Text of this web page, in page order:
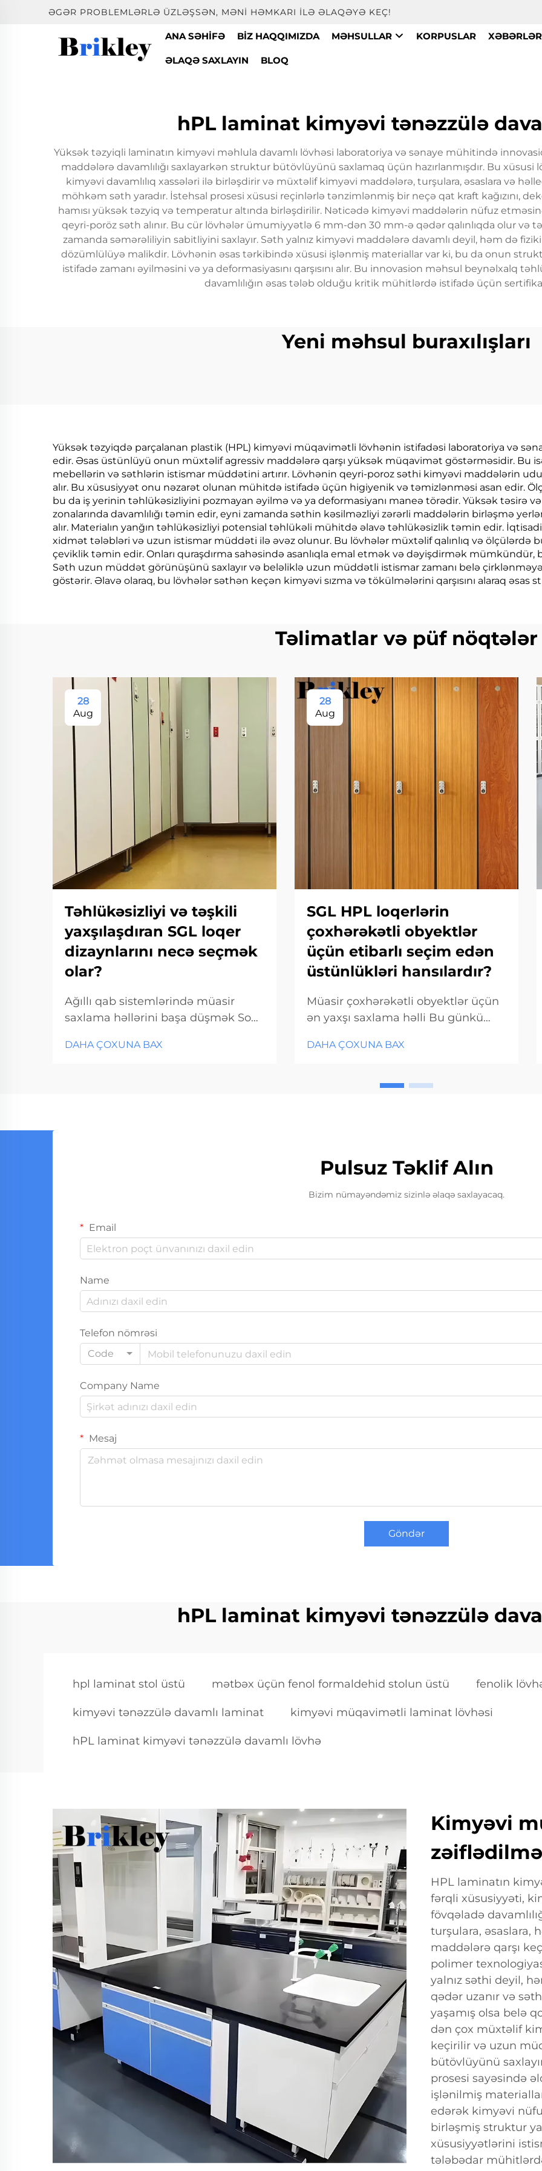
ƏGƏR PROBLEMLƏRLƏ ÜZLƏŞSƏN, MƏNI HƏMKARI ILƏ ƏLAQƏYƏ KEÇ!
ANA SƏHIFƏ BIZ HAQQIMIZDA MƏHSULLAR KORPUSLAR XƏBƏRLƏR
ƏLAQƏ SAXLAYIN BLOQ
hPL laminat kimyəvi tənəzzülə
Yüksək təzyiqli laminatın kimyəvi məhlula davamlı lövhəsi laboratoriya və sənaye mühitində
maddələrə davamlılığı saxlayarkən struktur bütövlüyünü saxlamaq üçün hazırlanmışdır. Bu
kimyəvi davamlılıq xassələri ilə birləşdirir və müxtəlif kimyəvi maddələrə, turşulara, əsaslara və
möhkəm səth yaradır. İstehsal prosesi xüsusi reçinlərlə tənzimlənmiş bir neçə qat kraft kağızını,
hamısı yüksək təzyiq və temperatur altında birləşdirilir. Nəticədə kimyəvi maddələrin nüfuz etməsinə
qeyri-poröz səth alınır. Bu cür lövhələr ümumiyyətlə 6 mm-dən 30 mm-ə qədər qalınlıqda olur
zamanda səmərəliliyin sabitliyini saxlayır. Səth yalnız kimyəvi maddələrə davamlı deyil, həm də
dözümlülüyə malikdir. Lövhənin əsas tərkibində xüsusi işlənmiş materiallar var ki, bu da onun
istifadə zamanı əyilməsini və ya deformasiyasını qarşısını alır. Bu innovasion məhsul beynəlxalq
davamlılığın əsas tələb olduğu kritik mühitlərdə istifadə üçün
Yeni məhsul buraxılışları
Yüksək təzyiqdə parçalanan plastik (HPL) kimyəvi müqavimətli lövhənin istifadəsi laboratoriya və
edir. Əsas üstünlüyü onun müxtəlif agressiv maddələrə qarşı yüksək müqavimət göstərməsidir. Bu
mebellərin və səthlərin istismar müddətini artırır. Lövhənin qeyri-poroz səthi kimyəvi maddələrin
alır. Bu xüsusiyyət onu nəzarət olunan mühitdə istifadə üçün higiyenik və təmizlənməsi asan edir.
bu da iş yerinin təhlükəsizliyini pozmayan əyilmə və ya deformasiyanı maneə törədir. Yüksək təsirə
zonalarında davamlılığı təmin edir, eyni zamanda səthin kəsilməzliyi zərərli maddələrin birləşmə
alır. Materialın yanğın təhlükəsizliyi potensial təhlükəli mühitdə əlavə təhlükəsizlik təmin edir.
xidmət tələbləri və uzun istismar müddəti ilə əvəz olunur. Bu lövhələr müxtəlif qalınlıq və ölçülərdə
çeviklik təmin edir. Onları quraşdırma sahəsində asanlıqla emal etmək və dəyişdirmək mümkündür,
Səth uzun müddət görünüşünü saxlayır və beləliklə uzun müddətli istismar zamanı belə
göstərir. Əlavə olaraq, bu lövhələr səthən keçən kimyəvi sızma və tökülmələrini qarşısını alaraq
Təlimatlar və püf nöqtələr
28
Aug
Təhlükəsizliyi və təşkili
yaxşılaşdıran SGL loqer
dizaynlarını necə seçmək
olar?
Ağıllı qab sistemlərində müasir
saxlama həllərini başa düşmək Son
dərəcədə inkişaf etmişdir və SGL
DAHA ÇOXUNA BAX
28
Aug
SGL HPL loqerlərin
çoxhərəkətli obyektlər
üçün etibarlı seçim edən
üstünlükləri hansılardır?
Müasir çoxhərəkətli obyektlər üçün
ən yaxşı saxlama həlli Bu günkü
intensiv istifadəyə dözüməli, lakin
saxlaya bilən saxlama həllərinə
DAHA ÇOXUNA BAX
Pulsuz Təklif Alın
Bizim nümayəndəmiz sizinlə əlaqə saxlayacaq.
Email
Name
Telefon nömrəsi
Code
Company Name
Mesaj
Göndər
hPL laminat kimyəvi tənəzzülə
hpl laminat stol üstü mətbəx üçün fenol formaldehid stolun üstü fenolik
kimyəvi tənəzzülə davamlı laminat kimyəvi müqavimətli laminat lövhəsi
hPL laminat kimyəvi tənəzzülə davamlı lövhə
Kimyəvi
HPL laminatın
fərqli xüsusiyyəti,
fövqəladə
turşulara, əsaslara,
maddələrə qarşı
polimer
yalnız səthi deyil,
qədər uzanır və
yaşamış olsa belə
dən çox müxtəlif
keçirilir və uzun
bütövlüyünü
prosesi sayəsində
işlənilmiş
edərək kimyəvi
birləşmiş struktur
xüsusiyyətlərini
tələbədar